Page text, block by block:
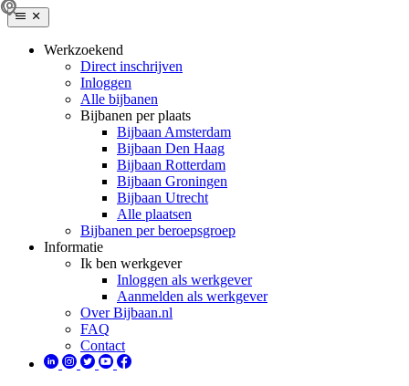
Werkzoekend
Direct inschrijven
Inloggen
Alle bijbanen
Bijbanen per plaats
Bijbaan Amsterdam
Bijbaan Den Haag
Bijbaan Rotterdam
Bijbaan Groningen
Bijbaan Utrecht
Alle plaatsen
Bijbanen per beroepsgroep
Informatie
Ik ben werkgever
Inloggen als werkgever
Aanmelden als werkgever
Over Bijbaan.nl
FAQ
Contact